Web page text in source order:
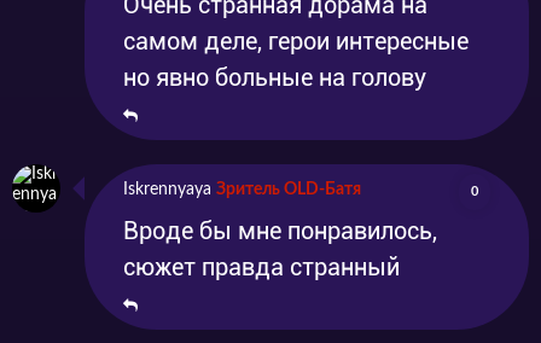
самом деле, герои интересные
но явно больные на голову
Iskrennyaya Зритель OLD-Батя 0
Вроде бы мне понравилось,
сюжет правда странный